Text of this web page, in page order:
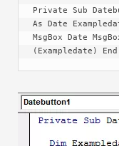
Private Sub
As Date
MsgBox Date
(Exampledate) End